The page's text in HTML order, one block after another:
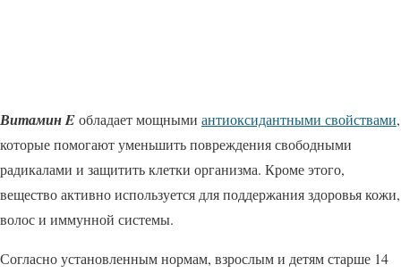
Витамин Eобладает мощными антиоксидантными свойствами,
которые помогают уменьшить повреждения свободными
радикалами и защитить клетки организма. Кроме этого,
вещество активно используется для поддержания здоровья кожи,
волос и иммунной системы.
​Согласно установленным нормам, взрослым и детям старше 14